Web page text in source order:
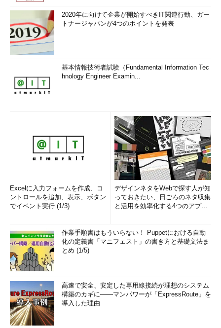
2020年に向けて企業が開始すべきIT関連行動、ガー
トナージャパンが4つのポイントを発表
基本情報技術者試験（Fundamental Information Tec
hnology Engineer Examin...
Excelに入力フォームを作成、コ
ントロールを追加、表示、ボタン
でイベント実行 (1/3)
デザインネタをWebで探す人が知
っておきたい、日ごろのネタ収集
と活用を効率化する4つのアプリ
作業手順書はもういらない！ Puppetにおける自動
化の定義書「マニフェスト」の書き方と基礎文法ま
とめ (1/5)
高速で安全、安定した専用線接続が理想のシステム
構築のカギに――マンパワーが「ExpressRoute」を
導入した理由